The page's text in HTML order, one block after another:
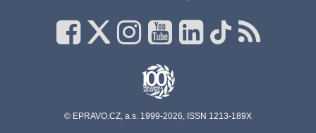
© EPRAVO.CZ, a.s. 1999-2026, ISSN 1213-189X